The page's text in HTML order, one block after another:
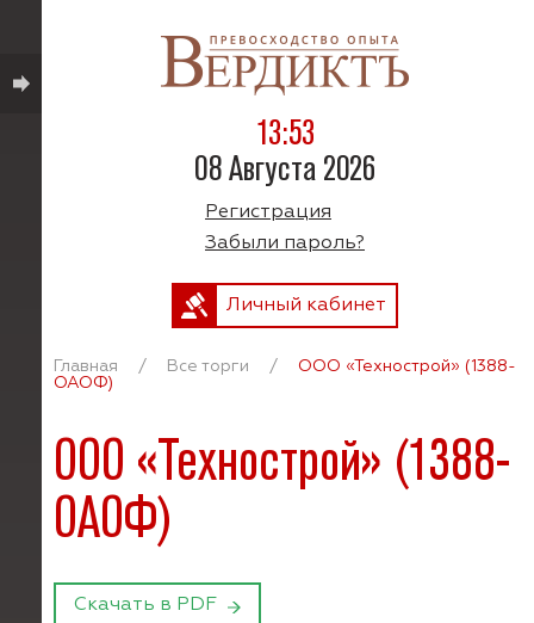
13:53
08 Августа 2026
Регистрация
Забыли пароль?
Личный кабинет
Главная / Все торги /
ООО «Технострой» (1388-
ОАОФ)
ООО «Технострой» (1388-
ОАОФ)
Скачать в PDF